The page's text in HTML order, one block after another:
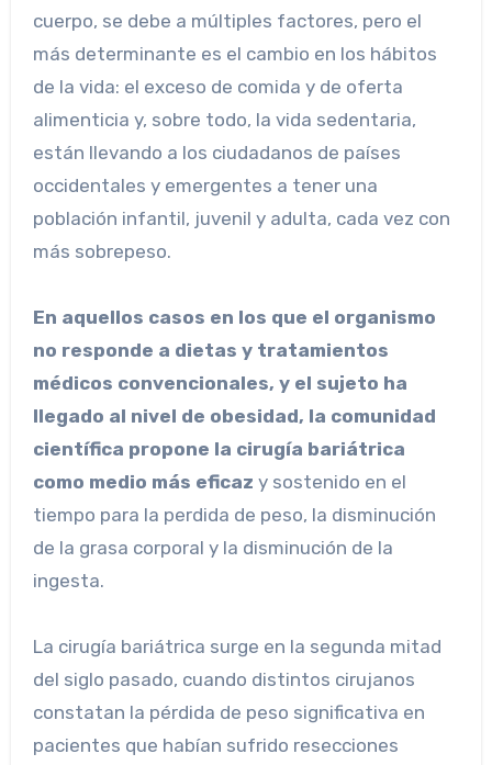
cuerpo, se debe a múltiples factores, pero el
más determinante es el cambio en los hábitos
de la vida: el exceso de comida y de oferta
alimenticia y, sobre todo, la vida sedentaria,
están llevando a los ciudadanos de países
occidentales y emergentes a tener una
población infantil, juvenil y adulta, cada vez con
más sobrepeso.
En aquellos casos en los que el organismo
no responde a dietas y tratamientos
médicos convencionales, y el sujeto ha
llegado al nivel de obesidad, la comunidad
científica propone la cirugía bariátrica
como medio más eficaz y sostenido en el
tiempo para la perdida de peso, la disminución
de la grasa corporal y la disminución de la
ingesta.
La cirugía bariátrica surge en la segunda mitad
del siglo pasado, cuando distintos cirujanos
constatan la pérdida de peso significativa en
pacientes que habían sufrido resecciones